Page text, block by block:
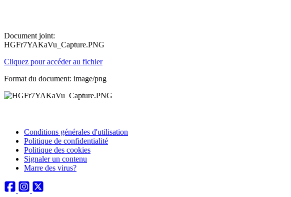
Document joint:
HGFr7YAKaVu_Capture.PNG
Cliquez pour accéder au fichier
Format du document: image/png
Conditions générales d'utilisation
Politique de confidentialité
Politique des cookies
Signaler un contenu
Marre des virus?